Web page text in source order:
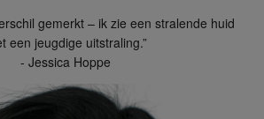
gemerkt – ik zie een stralende huid
een jeugdige uitstraling.”
- Jessica Hoppe